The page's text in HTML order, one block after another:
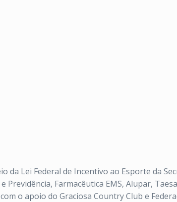
Lei Federal de Incentivo ao Esporte da
Farmacêutica EMS, Alupar,
o apoio do Graciosa Country Club e